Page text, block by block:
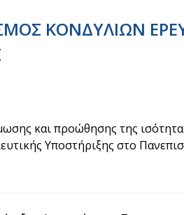
ΚΟΝΔΥΛΙΩΝ
και προώθησης της
Υποστήριξης στο